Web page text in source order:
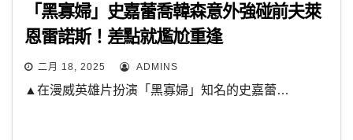
「黑寡婦」史嘉蕾喬韓森意外強碰前夫萊
恩雷諾斯！差點就尷尬重逢
二月 18, 2025 ADMINS
▲在漫威英雄片扮演「黑寡婦」知名的史嘉蕾…